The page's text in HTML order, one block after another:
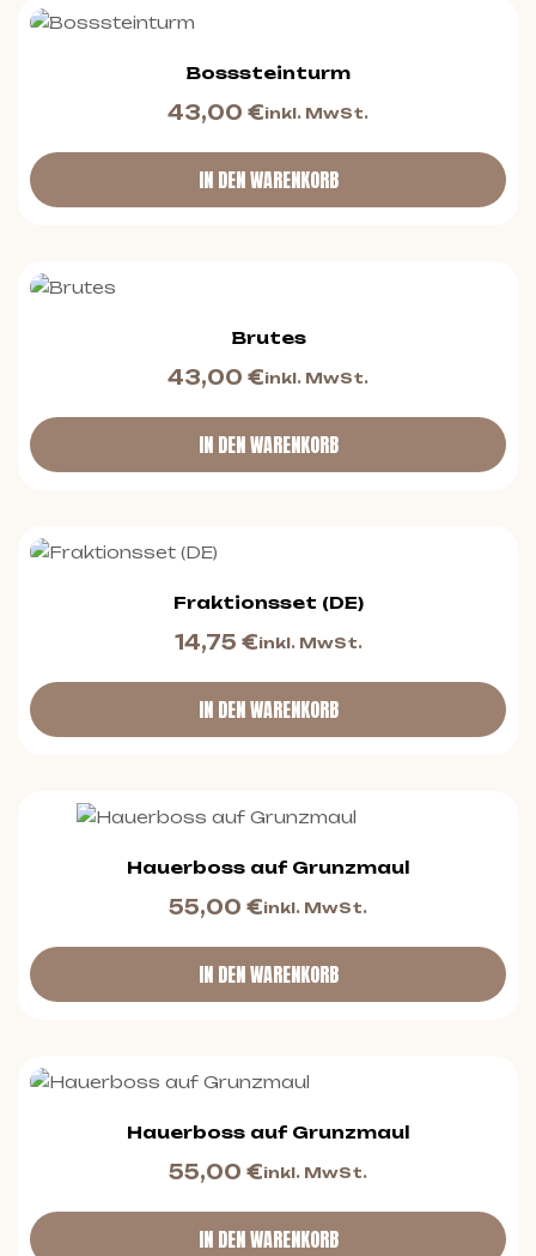
Bosssteinturm
43,00 €inkl. MwSt.
IN DEN WARENKORB
Brutes
43,00 €inkl. MwSt.
IN DEN WARENKORB
Fraktionsset (DE)
14,75 €inkl. MwSt.
IN DEN WARENKORB
Hauerboss auf Grunzmaul
55,00 €inkl. MwSt.
IN DEN WARENKORB
Hauerboss auf Grunzmaul
55,00 €inkl. MwSt.
IN DEN WARENKORB